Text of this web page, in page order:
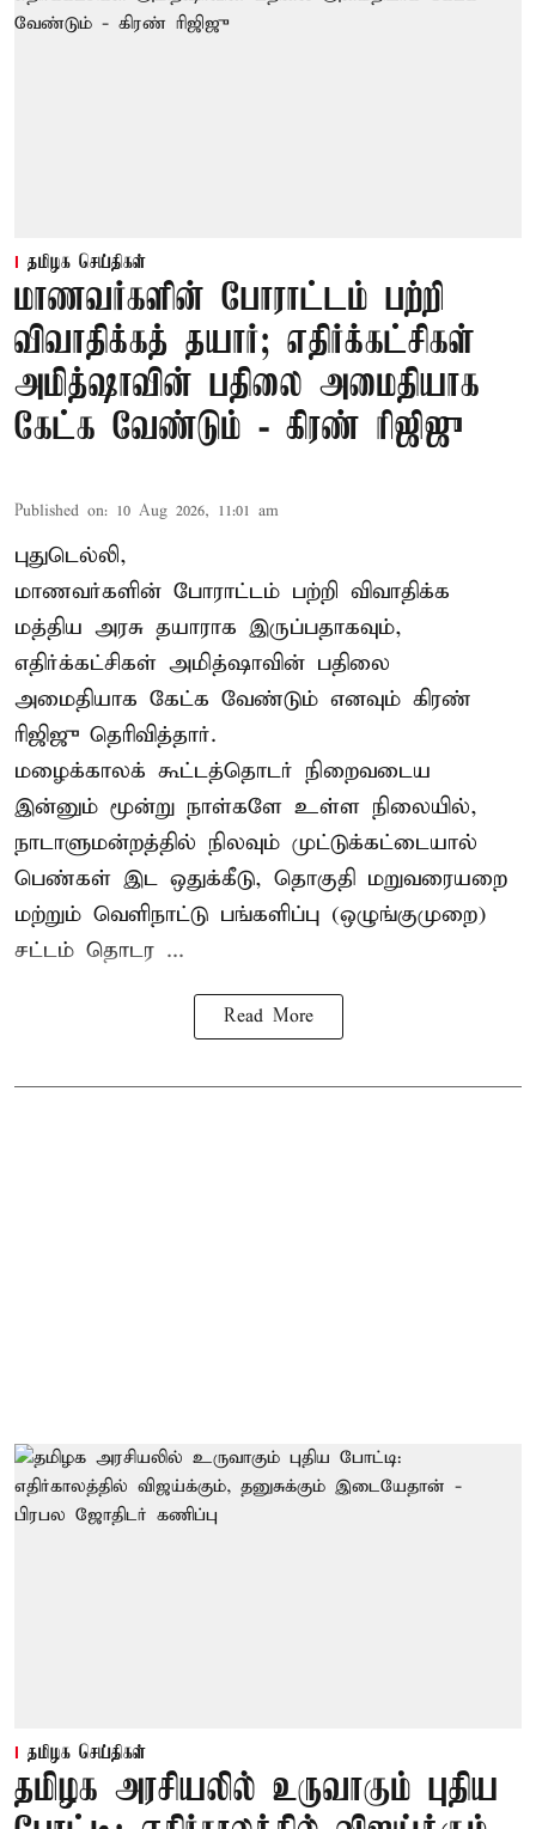
தமிழக செய்திகள்
மாணவர்களின் போராட்டம் பற்றி
விவாதிக்கத் தயார்; எதிர்க்கட்சிகள்
அமித்ஷாவின் பதிலை அமைதியாக
கேட்க வேண்டும் - கிரண் ரிஜிஜு
Published on: 10 Aug 2026, 11:01 am
புதுடெல்லி,
மாணவர்களின் போராட்டம் பற்றி விவாதிக்க
மத்திய அரசு தயாராக இருப்பதாகவும்,
எதிர்க்கட்சிகள் அமித்ஷாவின் பதிலை
அமைதியாக கேட்க வேண்டும் எனவும் கிரண்
ரிஜிஜு தெரிவித்தார்.
மழைக்காலக் கூட்டத்தொடர் நிறைவடைய
இன்னும் மூன்று நாள்களே உள்ள நிலையில்,
நாடாளுமன்றத்தில் நிலவும் முட்டுக்கட்டையால்
பெண்கள் இட ஒதுக்கீடு, தொகுதி மறுவரையறை
மற்றும் வெளிநாட்டு பங்களிப்பு (ஒழுங்குமுறை)
சட்டம் தொடர ...
Read More
தமிழக செய்திகள்
தமிழக அரசியலில் உருவாகும் புதிய